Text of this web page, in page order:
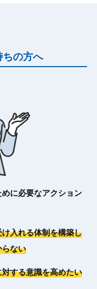
の方へ
に必要なアクション
入れる体制を構築し
ない
する意識を高めたい